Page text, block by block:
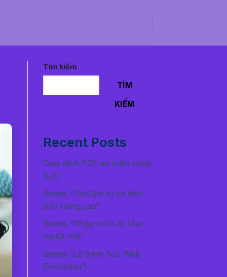
Tìm kiếm
TÌM
KIẾM
Recent Posts
Giao dịch P2P an toàn cùng
KJC
Series “DevOps từ cơ bản
đến nâng cao”
Series “Nhập môn AI cho
người mới”
Series “Lộ trình học Web
Developer”